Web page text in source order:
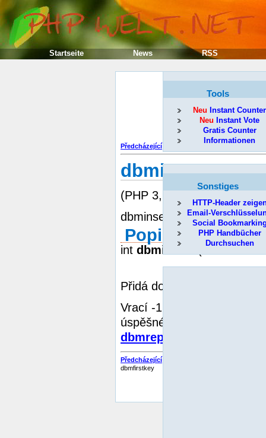
Předcházející
dbminsert
(PHP 3, PHP 4, PECL)
dbminsert -- Vložit do
Popis
int dbminsert ( resource
Přidá do databáze
Vrací -1, pokud byla
úspěšné, a 1, pokud už
dbmreplace()
Předcházející
dbmfirstkey
Tools
Neu Instant Counter
Neu Instant Vote
Gratis Counter
Informationen
Sonstiges
HTTP-Header
Email-
Social
PHP Handbücher
Durchsuchen
Startseite News RSS